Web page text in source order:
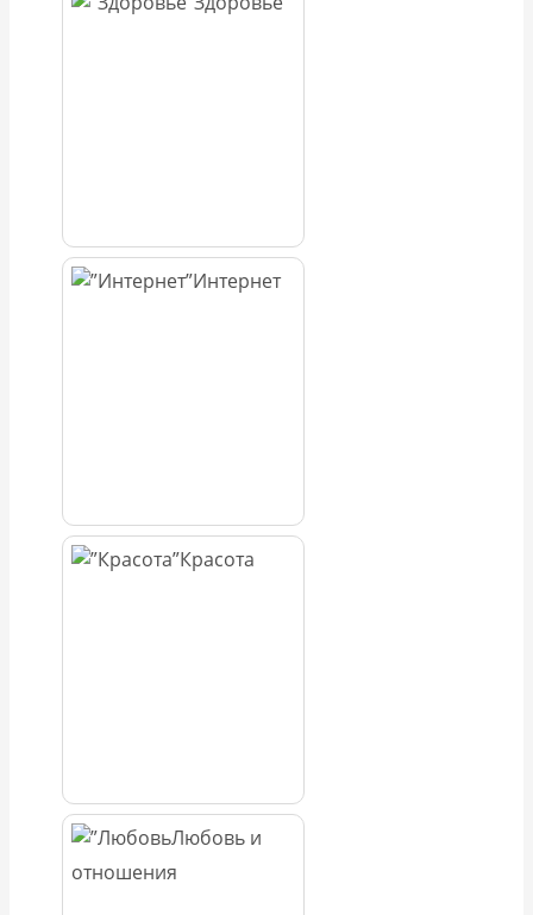
Интернет
Красота
Любовь и
отношения